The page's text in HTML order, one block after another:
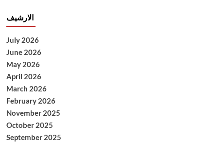
الارشيف
July 2026
June 2026
May 2026
April 2026
March 2026
February 2026
November 2025
October 2025
September 2025